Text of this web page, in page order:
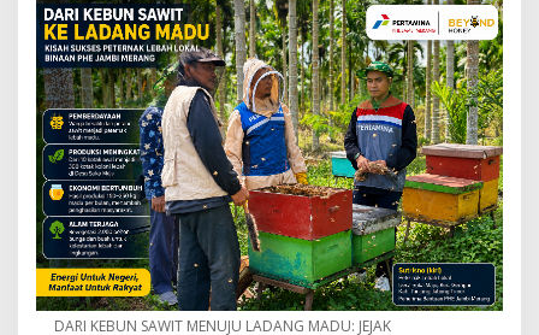
a
m
a
P
r
o
g
r
a
m
B
e
e
y
o
DARI KEBUN SAWIT MENUJU LADANG MADU: JEJAK